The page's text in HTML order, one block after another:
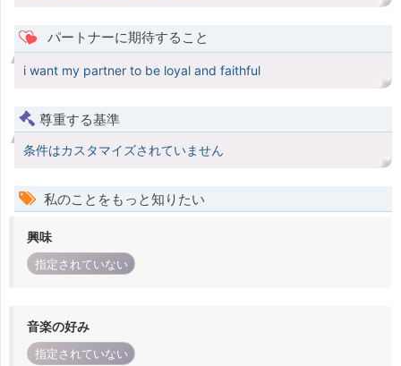
パートナーに期待すること
i want my partner to be loyal and faithful
尊重する基準
条件はカスタマイズされていません
私のことをもっと知りたい
興味
指定されていない
音楽の好み
指定されていない